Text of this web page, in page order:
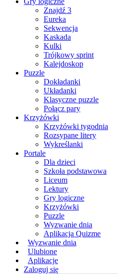
Znajdź 3
Eureka
Sekwencja
Kaskada
Kulki
Trójkowy sprint
Kalejdoskop
Puzzle
Dokładanki
Układanki
Klasyczne puzzle
Połącz pary
Krzyżówki
Krzyżówki tygodnia
Rozsypane litery
Wykreślanki
Portale
Dla dzieci
Szkoła podstawowa
Liceum
Lektury
Gry logiczne
Krzyżówki
Puzzle
Wyzwanie dnia
Aplikacja Quizme
Wyzwanie dnia
Ulubione
Aplikacje
Zaloguj się